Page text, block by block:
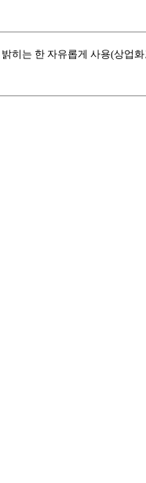
히는 한 자유롭게 사용(상업